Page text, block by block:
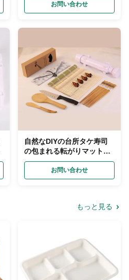
お問い合わせ
自然なDIYの台所タケ寿司
の包まれる転がりマットの
アボカドのスライサーのペ
お問い合わせ
もっと見る